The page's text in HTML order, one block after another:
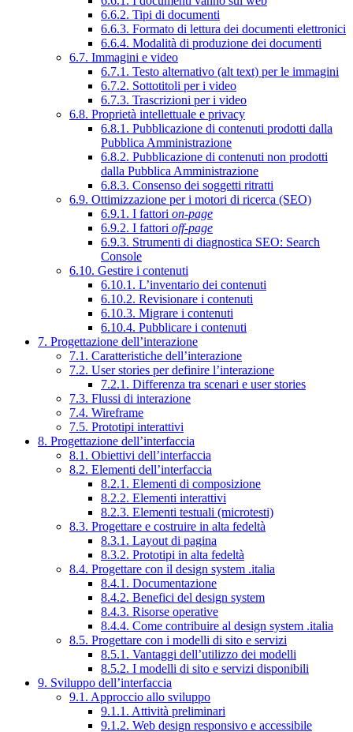
6.6.2. Tipi di documenti
6.6.3. Formato di lettura dei documenti elettronici
6.6.4. Modalità di produzione dei documenti
6.7. Immagini e video
6.7.1. Testo alternativo (alt text) per le immagini
6.7.2. Sottotitoli per i video
6.7.3. Trascrizioni per i video
6.8. Proprietà intellettuale e privacy
6.8.1. Pubblicazione di contenuti prodotti dalla
Pubblica Amministrazione
6.8.2. Pubblicazione di contenuti non prodotti
dalla Pubblica Amministrazione
6.8.3. Consenso dei soggetti ritratti
6.9. Ottimizzazione per i motori di ricerca (SEO)
6.9.1. I fattori on-page
6.9.2. I fattori off-page
6.9.3. Strumenti di diagnostica SEO: Search
Console
6.10. Gestire i contenuti
6.10.1. L’inventario dei contenuti
6.10.2. Revisionare i contenuti
6.10.3. Migrare i contenuti
6.10.4. Pubblicare i contenuti
7. Progettazione dell’interazione
7.1. Caratteristiche dell’interazione
7.2. User stories per definire l’interazione
7.2.1. Differenza tra scenari e user stories
7.3. Flussi di interazione
7.4. Wireframe
7.5. Prototipi interattivi
8. Progettazione dell’interfaccia
8.1. Obiettivi dell’interfaccia
8.2. Elementi dell’interfaccia
8.2.1. Elementi di composizione
8.2.2. Elementi interattivi
8.2.3. Elementi testuali (microtesti)
8.3. Progettare e costruire in alta fedeltà
8.3.1. Layout di pagina
8.3.2. Prototipi in alta fedeltà
8.4. Progettare con il design system .italia
8.4.1. Documentazione
8.4.2. Benefici del design system
8.4.3. Risorse operative
8.4.4. Come contribuire al design system .italia
8.5. Progettare con i modelli di sito e servizi
8.5.1. Vantaggi dell’utilizzo dei modelli
8.5.2. I modelli di sito e servizi disponibili
9. Sviluppo dell’interfaccia
9.1. Approccio allo sviluppo
9.1.1. Attività preliminari
9.1.2. Web design responsivo e accessibile